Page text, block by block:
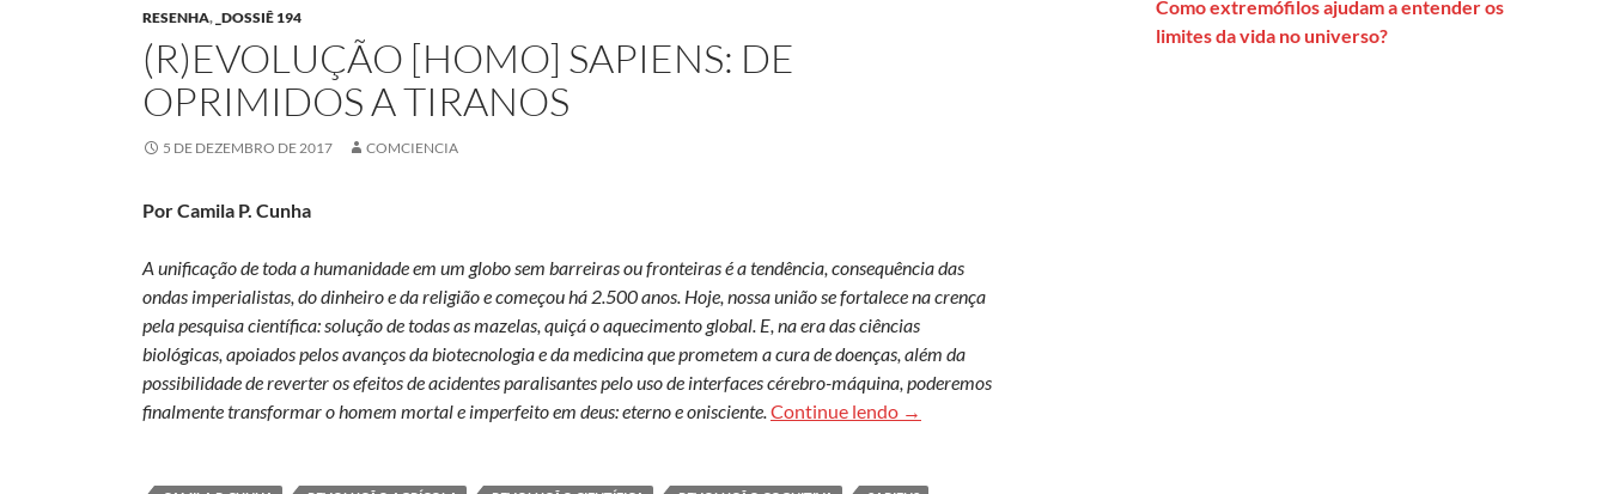
RESENHA, _DOSSIÊ 194
(R)EVOLUÇÃO [HOMO] SAPIENS: DE
OPRIMIDOS A TIRANOS
5 DE DEZEMBRO DE 2017 COMCIENCIA
Por Camila P. Cunha
A unificação de toda a humanidade em um globo sem barreiras ou fronteiras é a tendência, consequência das
ondas imperialistas, do dinheiro e da religião e começou há 2.500 anos. Hoje, nossa união se fortalece na crença
pela pesquisa científica: solução de todas as mazelas, quiçá o aquecimento global. E, na era das ciências
biológicas, apoiados pelos avanços da biotecnologia e da medicina que prometem a cura de doenças, além da
possibilidade de reverter os efeitos de acidentes paralisantes pelo uso de interfaces cérebro-máquina, poderemos
finalmente transformar o homem mortal e imperfeito em deus: eterno e onisciente. Continue lendo (R)Evolução [Homo] sapiens: de oprimidos a tiranos
→
Como extremófilos ajudam a entender os
limites da vida no universo?